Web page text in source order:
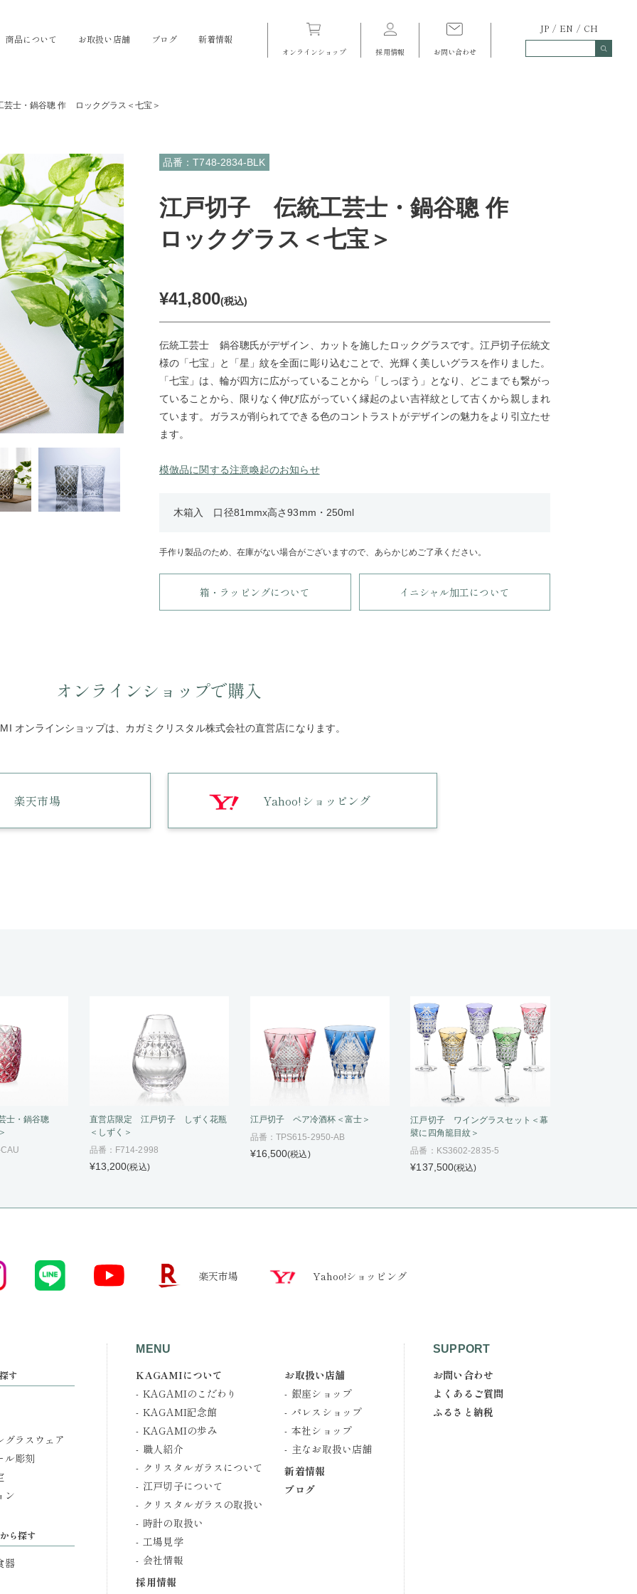
商品について お取扱い店舗 ブログ 新着情報
オンラインショップ 採用情報 お問い合わせ
JP EN CH
士・鍋谷聰 作 ロックグラス＜七宝＞
品番：T748-2834-BLK
江戸切子 伝統工芸士・鍋谷聰 作
ロックグラス＜七宝＞
¥41,800(税込)
伝統工芸士 鍋谷聰氏がデザイン、カットを施したロックグラスです。江戸切子伝統文
様の「七宝」と「星」紋を全面に彫り込むことで、光輝く美しいグラスを作りました。
「七宝」は、輪が四方に広がっていることから「しっぽう」となり、どこまでも繋がっ
ていることから、限りなく伸び広がっていく縁起のよい吉祥紋として古くから親しまれ
ています。ガラスが削られてできる色のコントラストがデザインの魅力をより引立たせ
ます。
模倣品に関する注意喚起のお知らせ
木箱入 口径81mmx高さ93mm・250ml
手作り製品のため、在庫がない場合がございますので、あらかじめご了承ください。
箱・ラッピングについて イニシャル加工について
オンラインショップで購入
オンラインショップは、カガミクリスタル株式会社の直営店になります。
楽天市場 Yahoo!ショッピング
士・鍋谷聰
直営店限定 江戸切子 しずく花瓶
＜しずく＞
品番：F714-2998
¥13,200(税込)
江戸切子 ペア冷酒杯＜富士＞
品番：TPS615-2950-AB
¥16,500(税込)
江戸切子 ワイングラスセット＜幕
襞に四角籠目紋＞
品番：KS3602-2835-5
¥137,500(税込)
楽天市場 Yahoo!ショッピング
す
グラスウェア
ル彫刻
ン
ら探す
器
MENU
KAGAMIについて
KAGAMIのこだわり
KAGAMI記念館
KAGAMIの歩み
職人紹介
クリスタルガラスについて
江戸切子について
クリスタルガラスの取扱い
時計の取扱い
工場見学
会社情報
採用情報
お取扱い店舗
銀座ショップ
パレスショップ
本社ショップ
主なお取扱い店舗
新着情報
ブログ
SUPPORT
お問い合わせ
よくあるご質問
ふるさと納税